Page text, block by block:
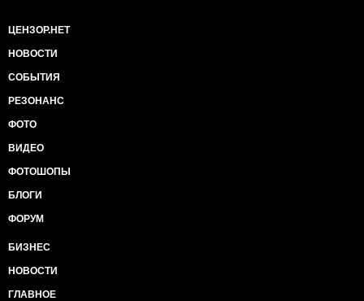
ЦЕНЗОР.НЕТ
НОВОСТИ
СОБЫТИЯ
РЕЗОНАНС
ФОТО
ВИДЕО
ФОТОШОПЫ
БЛОГИ
ФОРУМ
БИЗНЕС
НОВОСТИ
ГЛАВНОЕ